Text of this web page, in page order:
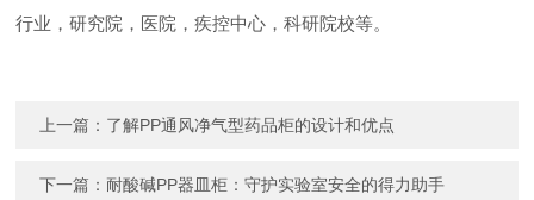
行业，研究院，医院，疾控中心，科研院校等。
上一篇： 了解PP通风净气型药品柜的设计和优点
下一篇： 耐酸碱PP器皿柜：守护实验室安全的得力助手